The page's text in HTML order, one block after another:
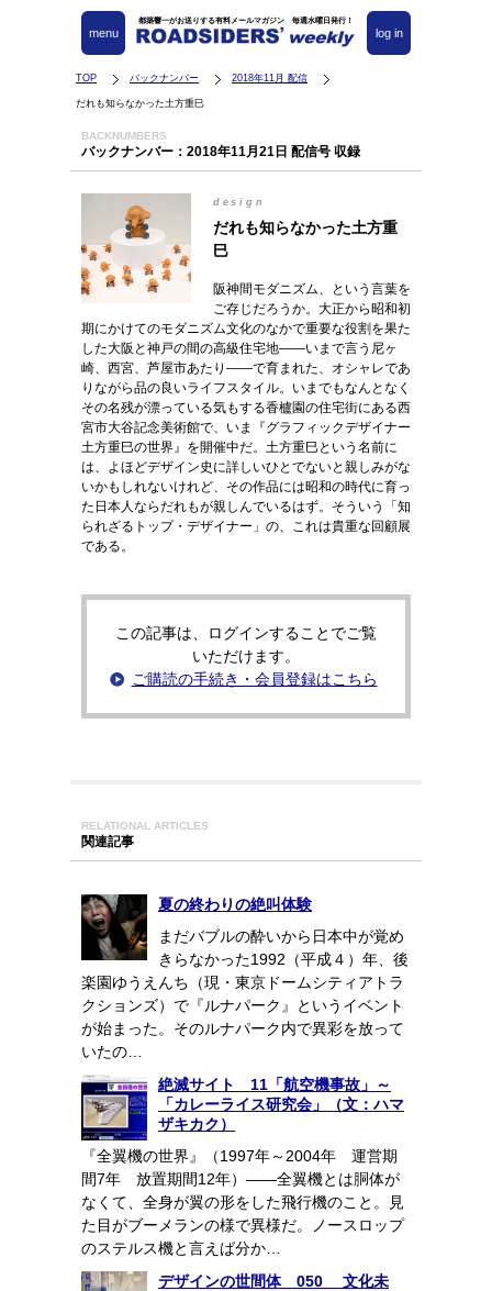
都築響一がお送りする有料メールマガジン 毎週水曜日発行！
log in
menu
TOP バックナンバー 2018年11月 配信
だれも知らなかった土方重巳
BACKNUMBERS
バックナンバー：2018年11月21日 配信号 収録
design
だれも知らなかった土方重
巳
阪神間モダニズム、という言葉を
ご存じだろうか。大正から昭和初
期にかけてのモダニズム文化のなかで重要な役割を果た
した大阪と神戸の間の高級住宅地――いまで言う尼ヶ
崎、西宮、芦屋市あたり――で育まれた、オシャレであ
りながら品の良いライフスタイル。いまでもなんとなく
その名残が漂っている気もする香櫨園の住宅街にある西
宮市大谷記念美術館で、いま『グラフィックデザイナー
土方重巳の世界』を開催中だ。土方重巳という名前に
は、よほどデザイン史に詳しいひとでないと親しみがな
いかもしれないけれど、その作品には昭和の時代に育っ
た日本人ならだれもが親しんでいるはず。そういう「知
られざるトップ・デザイナー」の、これは貴重な回顧展
である。
この記事は、ログインすることでご覧
いただけます。
ご購読の手続き・会員登録はこちら
RELATIONAL ARTICLES
関連記事
夏の終わりの絶叫体験
まだバブルの酔いから日本中が覚め
きらなかった1992（平成４）年、後
楽園ゆうえんち（現・東京ドームシティアトラ
クションズ）で『ルナパーク』というイベント
が始まった。そのルナパーク内で異彩を放って
いたの…
絶滅サイト 11「航空機事故」～
「カレーライス研究会」（文：ハマ
ザキカク）
『全翼機の世界』（1997年～2004年 運営期
間7年 放置期間12年）――全翼機とは胴体が
なくて、全身が翼の形をした飛行機のこと。見
た目がブーメランの様で異様だ。ノースロップ
のステルス機と言えば分か…
デザインの世間体 050 文化未